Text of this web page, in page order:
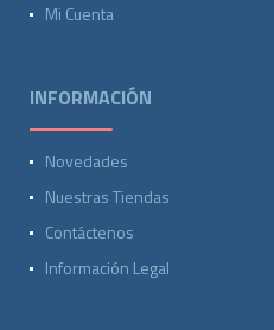
Mi Cuenta
INFORMACIÓN
Novedades
Nuestras Tiendas
Contáctenos
Información Legal